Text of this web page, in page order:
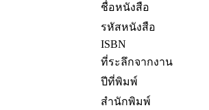
ชื่อหนังสือ
รหัสหนังสือ
ISBN
ที่ระลึกจากงาน
ปีที่พิมพ์
สำนักพิมพ์